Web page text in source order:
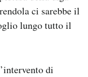
ci sarebbe il
lungo tutto il
di